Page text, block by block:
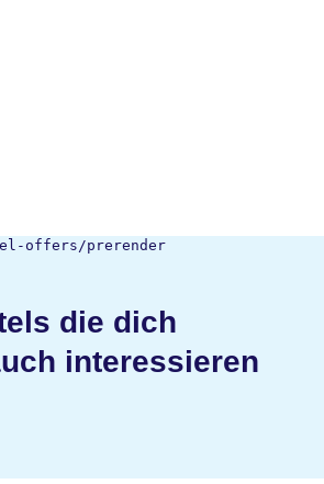
offers/prerender
die dich
interessieren